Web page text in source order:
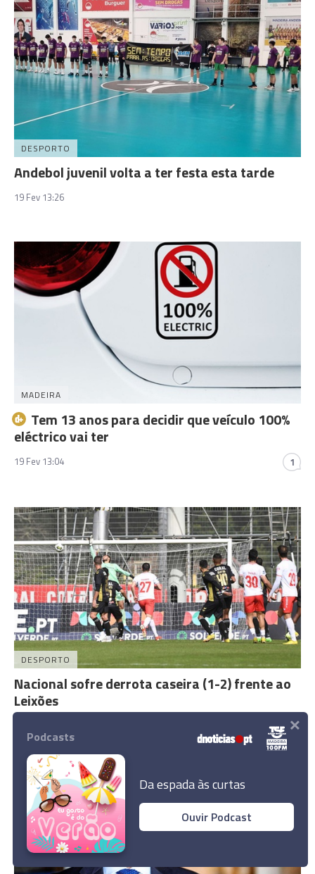
DESPORTO
Andebol juvenil volta a ter festa esta tarde
19 Fev 13:26
MADEIRA
Tem 13 anos para decidir que veículo 100%
eléctrico vai ter
19 Fev 13:04 1
DESPORTO
Nacional sofre derrota caseira (1-2) frente ao
Leixões
Podcasts
Da espada às curtas
Ouvir Podcast
×